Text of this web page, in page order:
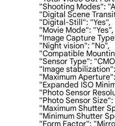
"Shooting
"Digital Scene
                    "Digital-Still": "Yes",
                    "Movie Mode": "Yes",
"Image Capture
                    "Night vision": "No",
"Compatible
"Sensor Type":
"Image
"Maximum
"Expanded ISO
"Photo Sensor
"Photo Sensor
"Maximum
"Minimum
"Form Factor":